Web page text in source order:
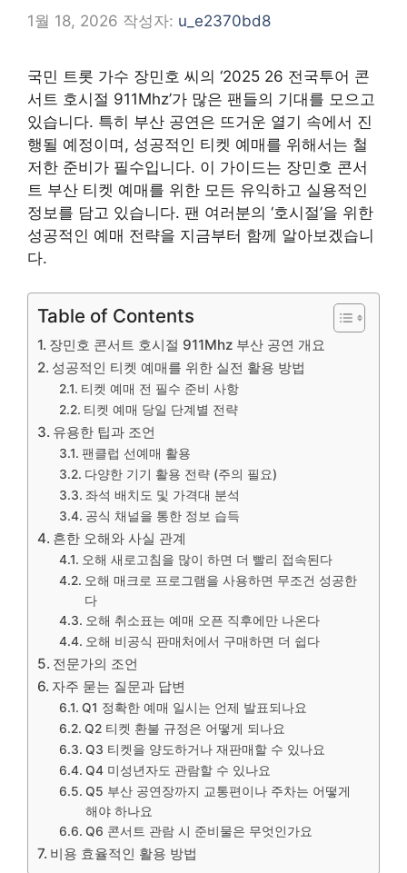
1월 18, 2026 작성자: u_e2370bd8
국민 트롯 가수 장민호 씨의 ‘2025 26 전국투어 콘
서트 호시절 911Mhz’가 많은 팬들의 기대를 모으고
있습니다. 특히 부산 공연은 뜨거운 열기 속에서 진
행될 예정이며, 성공적인 티켓 예매를 위해서는 철
저한 준비가 필수입니다. 이 가이드는 장민호 콘서
트 부산 티켓 예매를 위한 모든 유익하고 실용적인
정보를 담고 있습니다. 팬 여러분의 ‘호시절’을 위한
성공적인 예매 전략을 지금부터 함께 알아보겠습니
다.
Table of Contents
장민호 콘서트 호시절 911Mhz 부산 공연 개요
성공적인 티켓 예매를 위한 실전 활용 방법
티켓 예매 전 필수 준비 사항
티켓 예매 당일 단계별 전략
유용한 팁과 조언
팬클럽 선예매 활용
다양한 기기 활용 전략 (주의 필요)
좌석 배치도 및 가격대 분석
공식 채널을 통한 정보 습득
흔한 오해와 사실 관계
오해 새로고침을 많이 하면 더 빨리 접속된다
오해 매크로 프로그램을 사용하면 무조건 성공한
다
오해 취소표는 예매 오픈 직후에만 나온다
오해 비공식 판매처에서 구매하면 더 쉽다
전문가의 조언
자주 묻는 질문과 답변
Q1 정확한 예매 일시는 언제 발표되나요
Q2 티켓 환불 규정은 어떻게 되나요
Q3 티켓을 양도하거나 재판매할 수 있나요
Q4 미성년자도 관람할 수 있나요
Q5 부산 공연장까지 교통편이나 주차는 어떻게
해야 하나요
Q6 콘서트 관람 시 준비물은 무엇인가요
비용 효율적인 활용 방법